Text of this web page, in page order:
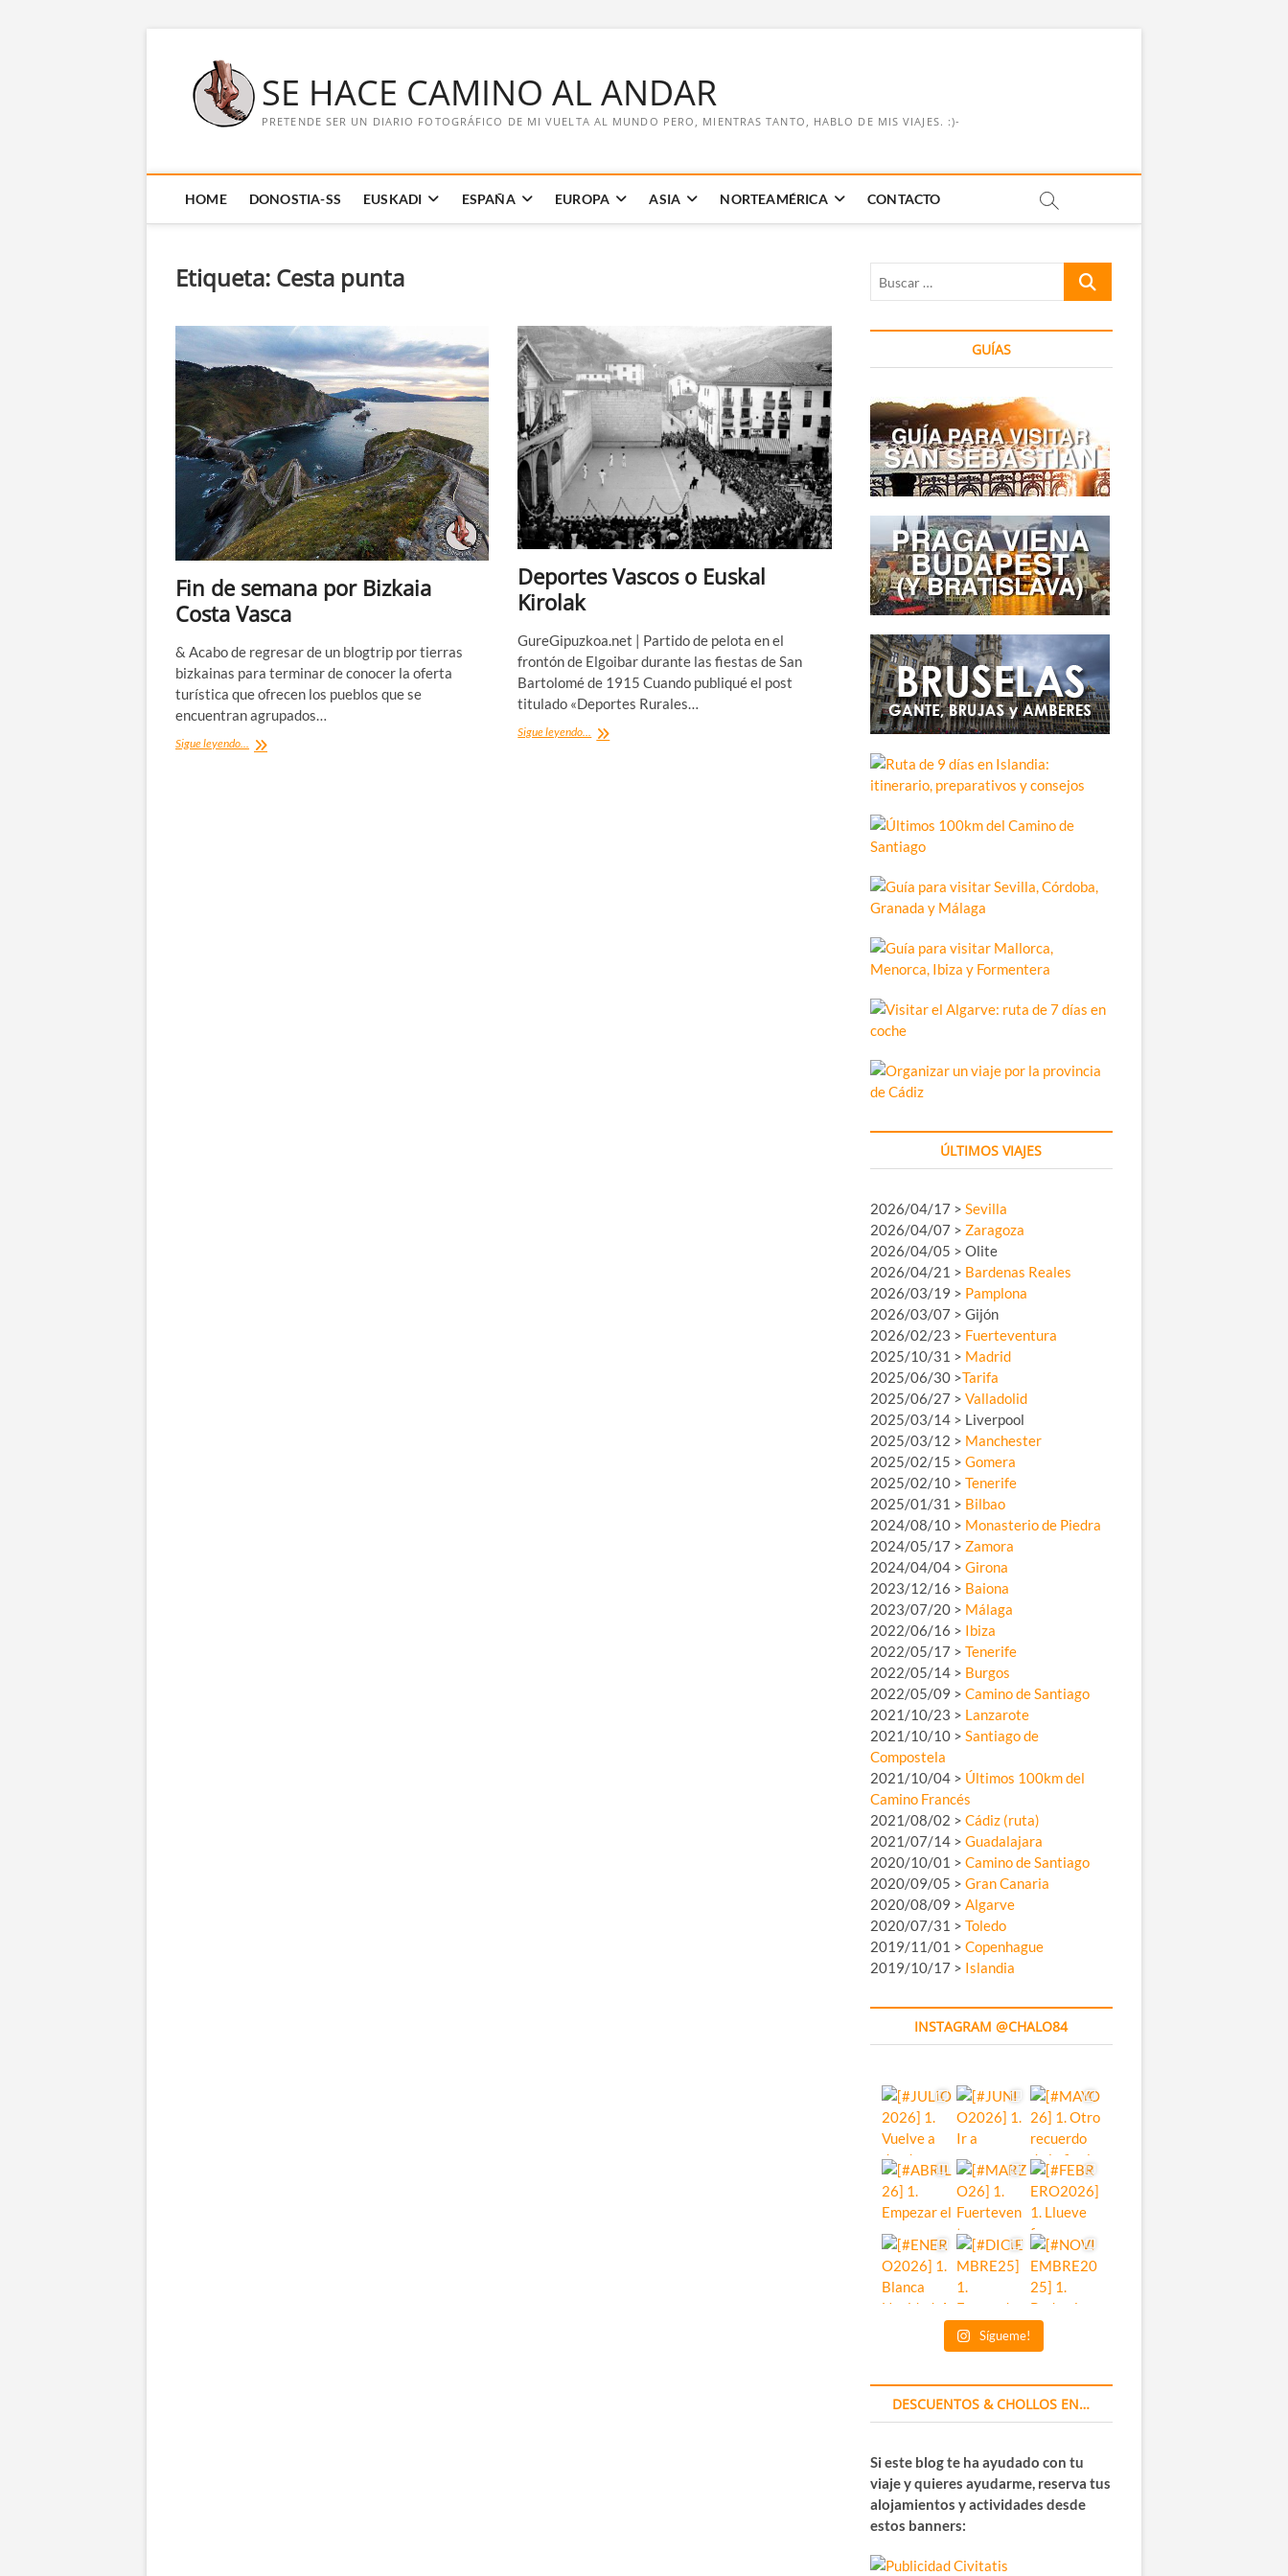
contenido
SE HACE CAMINO AL ANDAR
PRETENDE SER UN DIARIO FOTOGRÁFICO DE MI VUELTA AL MUNDO PERO, MIENTRAS TANTO, HABLO DE MIS VIAJES. :)-
HOME DONOSTIA-SS EUSKADI ESPAÑA EUROPA ASIA NORTEAMÉRICA CONTACTO
Etiqueta: Cesta punta
Fin de semana por Bizkaia
Costa Vasca
& Acabo de regresar de un blogtrip por tierras
bizkainas para terminar de conocer la oferta
turística que ofrecen los pueblos que se
encuentran agrupados…
Sigue leyendo... Fin
Deportes Vascos o Euskal
Kirolak
GureGipuzkoa.net | Partido de pelota en el
frontón de Elgoibar durante las fiestas de San
Bartolomé de 1915 Cuando publiqué el post
titulado «Deportes Rurales…
Sigue leyendo... Deportes
Buscar
GUÍAS
ÚLTIMOS VIAJES
2026/04/17 > Sevilla
2026/04/07 > Zaragoza
2026/04/05 > Olite
2026/04/21 > Bardenas Reales
2026/03/19 > Pamplona
2026/03/07 > Gijón
2026/02/23 > Fuerteventura
2025/10/31 > Madrid
2025/06/30 >Tarifa
2025/06/27 > Valladolid
2025/03/14 > Liverpool
2025/03/12 > Manchester
2025/02/15 > Gomera
2025/02/10 > Tenerife
2025/01/31 > Bilbao
2024/08/10 > Monasterio de Piedra
2024/05/17 > Zamora
2024/04/04 > Girona
2023/12/16 > Baiona
2023/07/20 > Málaga
2022/06/16 > Ibiza
2022/05/17 > Tenerife
2022/05/14 > Burgos
2022/05/09 > Camino de Santiago
2021/10/23 > Lanzarote
2021/10/10 > Santiago de
Compostela
2021/10/04 > Últimos 100km del
Camino Francés
2021/08/02 > Cádiz (ruta)
2021/07/14 > Guadalajara
2020/10/01 > Camino de Santiago
2020/09/05 > Gran Canaria
2020/08/09 > Algarve
2020/07/31 > Toledo
2019/11/01 > Copenhague
2019/10/17 > Islandia
INSTAGRAM @CHALO84
Sígueme!
DESCUENTOS & CHOLLOS EN…
Si este blog te ha ayudado con tu
viaje y quieres ayudarme, reserva tus
alojamientos y actividades desde
estos banners: